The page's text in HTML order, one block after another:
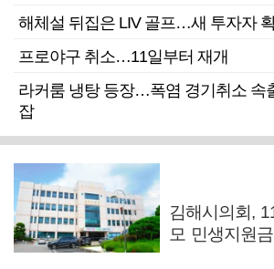
해체설 뒤집은 LIV 골프…새 투자자 확
프로야구 취소…11일부터 재개
라커룸 냉탕 등장…폭염 경기취소 속
잡
김해시의회,
모 민생지원